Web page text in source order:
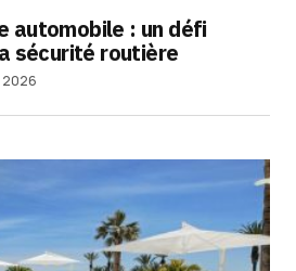
automobile : un défi
sécurité routière
2026